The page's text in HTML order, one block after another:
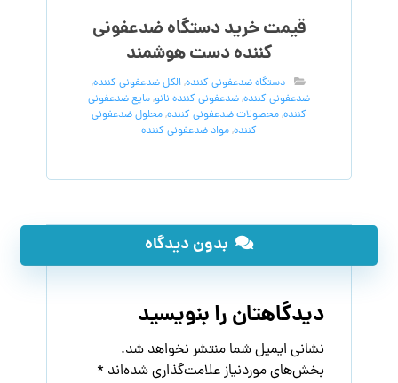
قیمت خرید دستگاه ضدعفونی
کننده دست هوشمند
دستگاه ضدعفونی کننده,الکل ضدعفونی کننده,
ضدعفونی کننده,ضدعفونی کننده نانو,مایع ضدعفونی
کننده,محصولات ضدعفونی کننده,محلول ضدعفونی
کننده,مواد ضدعفونی کننده
بدون دیدگاه
دیدگاهتان را بنویسید
نشانی ایمیل شما منتشر نخواهد شد.
بخش‌های موردنیاز علامت‌گذاری شده‌اند *